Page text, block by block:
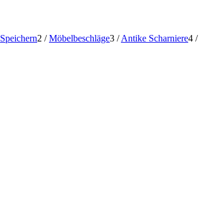
Speichern2 / Möbelbeschläge3 / Antike Scharniere4 /